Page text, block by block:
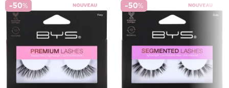
-50% -50%